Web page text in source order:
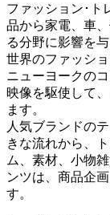
ファッション･ト
品から家電、車
る分野に影響を
世界のファッシ
ニューヨークの
映像を駆使して
ます。
人気ブランドの
きな流れから、
ム、素材、小物
ンツは、商品企
す。